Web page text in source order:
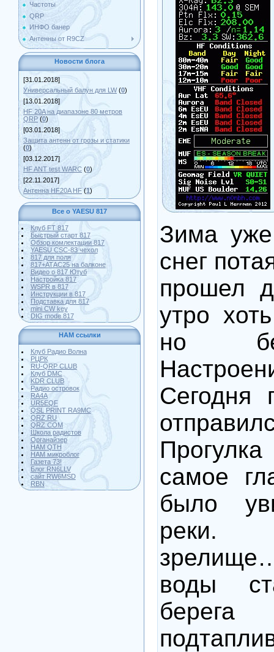
Частоты
QRP
ИНФО банер
Антенны от R9CZ
Новости блога
[31.01.2018]
Универсальный балун для LW (0)
[13.01.2018]
HF 20A на диапазоне 80 метров
QRP (0)
[03.01.2018]
Защита антенн от грозы и статики
(0)
[03.12.2017]
HF ANT test WARC (0)
[22.11.2017]
Антенна HF20A HF (1)
Все о YAESU 817
Клуб FT 817
Быстрый старт 817
Обзор комлектации 817
YAESU CSC-83 чехол
817 для поля
817+АТАС25 на балконе
Видео о 817 Ютуб
Настройка 817
WSPR в 817
Инструкции в 817
Подставка для 817
mini CW key
DIG mode 817
HAM ссылки
Клуб Радио Волна
РЦРК
RU-QRP CLUB
Клуб DMC
KDR CLUB
Радио островок
RA4A
UR5EQF
QSL PRINT RA9MC
QRZ RU
QRZ COM
Школа радистов
Органайзер
HAM QTH
HAM микроблог
Газета 73!
Блог RN6LLV
сайт RW6MSD
RBN
Зима
снег
прошел
утро
но
Сегодня
самое
было
реки.
воды